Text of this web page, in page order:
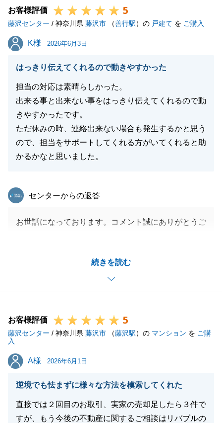
お客様評価 5
藤沢センター / 神奈川県 藤沢市 （善行駅）の 戸建て を ご購入
K様
K様 2026年6月3日
はっきり伝えてくれるので動きやすかった
担当の対応は素晴らしかった。
出来る事と出来ない事をはっきり伝えてくれるので動
きやすかったです。
ただ休みの時、連絡出来ない場合も発生するかと思う
ので、担当をサポートしてくれる方がいてくれると助
かるかなと思いました。
続きを読む
東急リバブル
センターからの返答
お世話になっております。コメント誠にありがとうご
閉じる
お客様評価 5
藤沢センター / 神奈川県 藤沢市 （藤沢駅）の マンション を ご購
入
A様
A様 2026年6月1日
逆境でも怯まずに様々な方法を模索してくれた
直接では２回目のお取引、実家の売却足したら３件で
すが、もう今後の不動産に関するご相談はリバブルの